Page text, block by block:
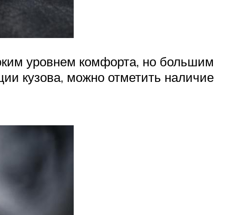
уровнем комфорта, но большим
кузова, можно отметить наличие